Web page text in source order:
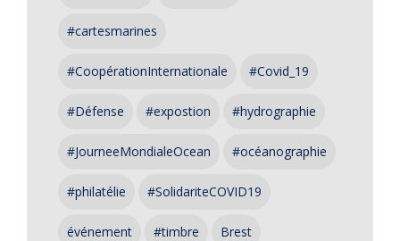
#cartesmarines
#CoopérationInternationale #Covid_19
#Défense #expostion #hydrographie
#JourneeMondialeOcean #océanographie
#philatélie #SolidariteCOVID19
événement #timbre Brest